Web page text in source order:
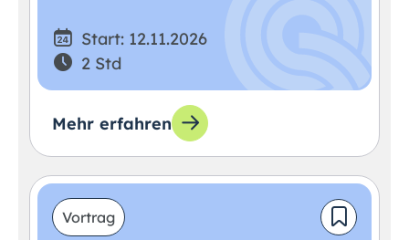
Start: 12.11.2026
2 Std
Mehr erfahren
Vortrag